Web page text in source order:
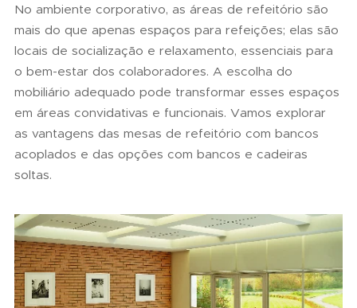
No ambiente corporativo, as áreas de refeitório são
mais do que apenas espaços para refeições; elas são
locais de socialização e relaxamento, essenciais para
o bem-estar dos colaboradores. A escolha do
mobiliário adequado pode transformar esses espaços
em áreas convidativas e funcionais. Vamos explorar
as vantagens das mesas de refeitório com bancos
acoplados e das opções com bancos e cadeiras
soltas.